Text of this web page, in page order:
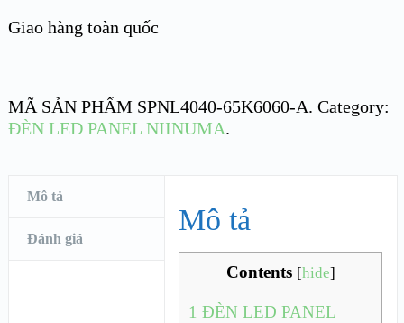
Giao hàng toàn quốc
MÃ SẢN PHẨM SPNL4040-65K6060-A. Category:
ĐÈN LED PANEL NIINUMA.
Mô tả
Đánh giá
Mô tả
Contents [hide]
1 ĐÈN LED PANEL